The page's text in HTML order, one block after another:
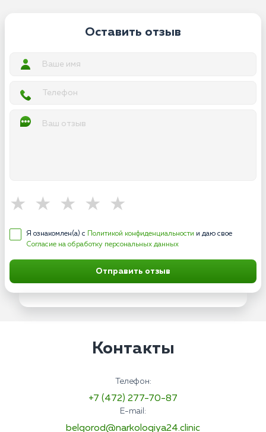
Оставить отзыв
Я ознакомлен(а) с Политикой конфиденциальности и даю свое
Согласие на обработку персональных данных
Отправить отзыв
Контакты
Телефон:
+7 (472) 277-70-87
E-mail:
belgorod@narkologiya24.clinic